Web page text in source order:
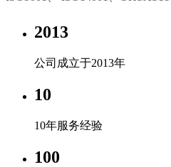
2013
公司成立于2013年
10
10年服务经验
100